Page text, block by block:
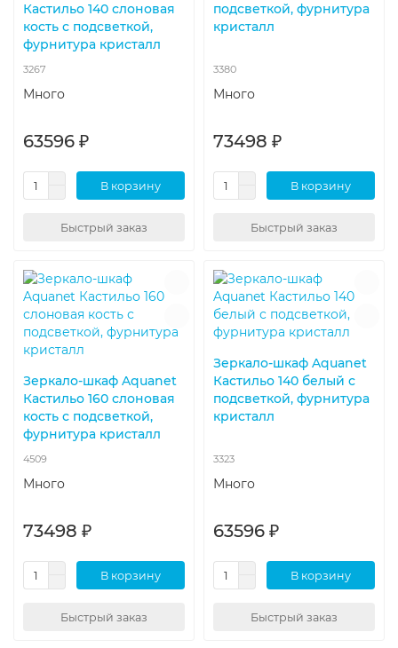
Кастильо 140 слоновая
кость с подсветкой,
фурнитура кристалл
3267
Много
63596 ₽
В корзину
Быстрый заказ
подсветкой, фурнитура
кристалл
3380
Много
73498 ₽
В корзину
Быстрый заказ
Зеркало-шкаф Aquanet
Кастильо 160 слоновая
кость с подсветкой,
фурнитура кристалл
4509
Много
73498 ₽
В корзину
Быстрый заказ
Зеркало-шкаф Aquanet
Кастильо 140 белый с
подсветкой, фурнитура
кристалл
3323
Много
63596 ₽
В корзину
Быстрый заказ